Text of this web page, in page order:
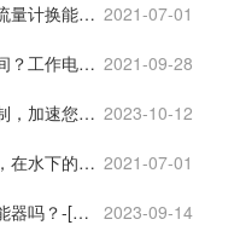
量计换能器 2021-07-01
？工作电压 2021-09-28
，加速您的 2023-10-12
在水下的通 2021-07-01
器吗？-[力
2023-09-14